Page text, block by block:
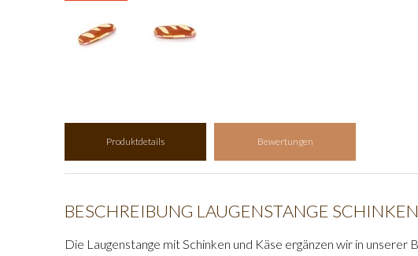
Produktdetails Bewertungen
BESCHREIBUNG LAUGENSTANGE
Die Laugenstange mit Schinken und Käse ergänzen wir in unserer